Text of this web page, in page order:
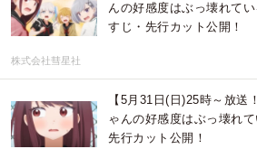
んの好感度はぶっ壊れて
すじ・先行カット公開！
株式会社彗星社
【5月31日(日)25時～放送
ゃんの好感度はぶっ壊れ
先行カット公開！